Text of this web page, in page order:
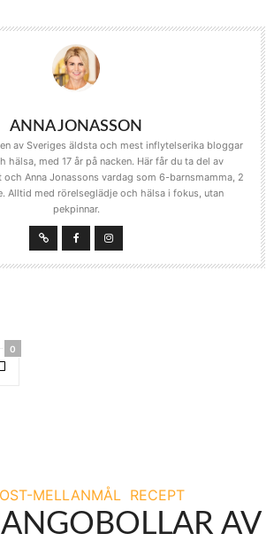
ANNA JONASSON
av Sveriges äldsta och mest inflytelserika bloggar
hälsa, med 17 år på nacken. Här får du ta del av
Anna Jonassons vardag som 6-barnsmamma, 2
Alltid med rörelseglädje och hälsa i fokus, utan
pekpinnar.
0
MELLANMÅL RECEPT
AV